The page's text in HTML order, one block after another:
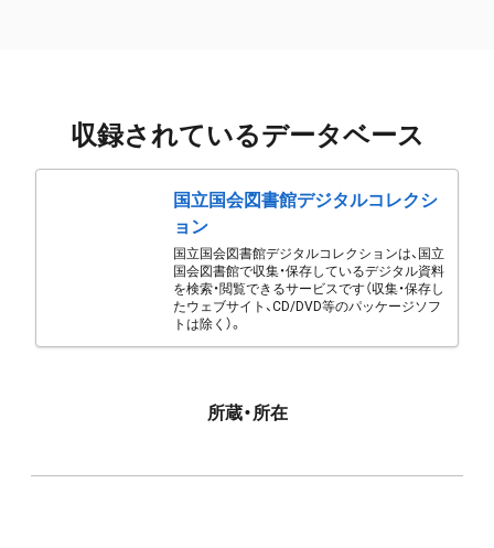
収録されているデータベース
国立国会図書館デジタルコレクシ
ョン
国立国会図書館デジタルコレクションは、国立
国会図書館で収集・保存しているデジタル資料
を検索・閲覧できるサービスです（収集・保存し
たウェブサイト、CD/DVD等のパッケージソフ
トは除く）。
所蔵・所在